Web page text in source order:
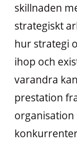
skillnaden
strategiskt
hur strategi
ihop och
varandra
prestation
organisation